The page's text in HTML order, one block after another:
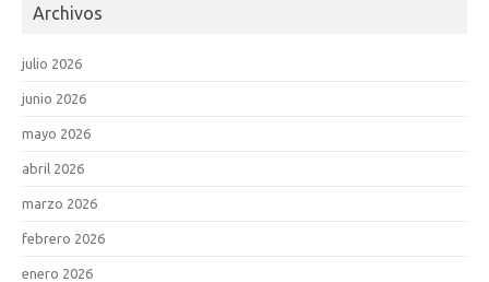
Archivos
julio 2026
junio 2026
mayo 2026
abril 2026
marzo 2026
febrero 2026
enero 2026